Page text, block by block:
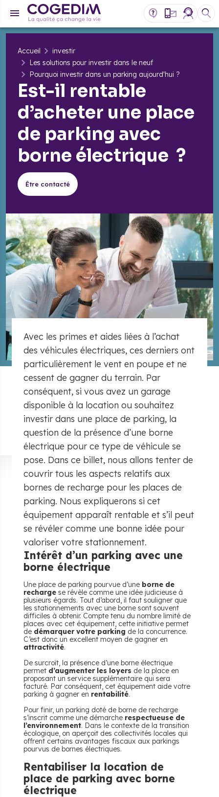
Accueil
investir
Les solutions pour investir dans le neuf
Pourquoi investir dans un parking aujourd'hui ?
Est-il rentable
d’acheter une place
de parking avec
borne électrique ?
Être contacté
Avec les primes et aides liées à l’achat
des véhicules électriques, ces derniers ont
particulièrement le vent en poupe et ne
cessent de gagner du terrain. Par
conséquent, si vous avez un garage
disponible à la location ou souhaitez
investir dans une place de parking, la
question de la présence d’une borne
électrique pour ce type de véhicule se
pose. Dans ce billet, nous allons tenter de
couvrir tous les aspects relatifs aux
bornes de recharge pour les places de
parking. Nous expliquerons si cet
équipement apparaît rentable et s’il peut
se révéler comme une bonne idée pour
valoriser votre stationnement.
Intérêt d’un parking avec une
borne électrique
Une place de parking pourvue d’une borne de
recharge se révèle comme une idée judicieuse à
plusieurs égards. Tout d’abord, il faut souligner que
les stationnements avec une borne sont souvent
difficiles à obtenir. Compte tenu du nombre limité de
places avec cet équipement, cette initiative permet
de démarquer votre parking de la concurrence.
C’est donc un excellent moyen de gagner en
attractivité.
De surcroît, la présence d’une borne électrique
permet d’augmenter les loyers de la place en
proposant un service supplémentaire qui sera
facturé. Par conséquent, cet équipement aide votre
parking à gagner en rentabilité.
Pour finir, un parking doté de borne de recharge
s’inscrit comme une démarche respectueuse de
l’environnement. Dans le contexte de la transition
écologique, on aperçoit des collectivités locales qui
offrent certains avantages fiscaux aux parkings
pourvus de bornes électriques.
Rentabiliser la location de
place de parking avec borne
électrique